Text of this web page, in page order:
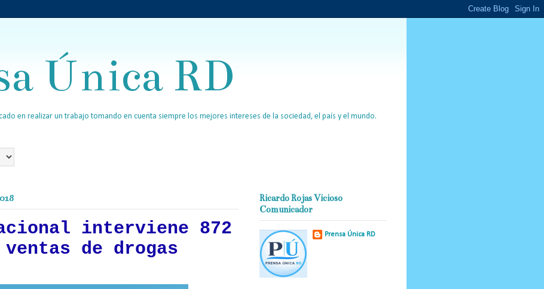
Única RD
en realizar un trabajo tomando en cuenta siempre los mejores intereses de la sociedad, el país y el mundo.
interviene 872
de drogas
Ricardo Rojas Vicioso
Comunicador
Prensa Única RD